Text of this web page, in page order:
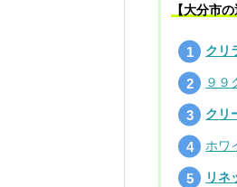
【大分市
クリ
９９
クリ
ホワ
リネ